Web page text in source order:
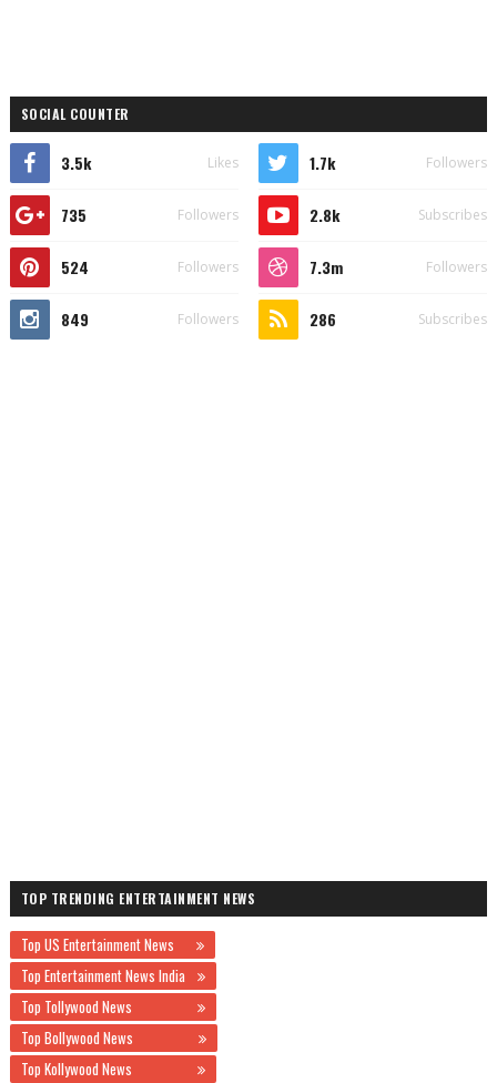
SOCIAL COUNTER
3.5k Likes 1.7k Followers
735 Followers 2.8k Subscribes
524 Followers 7.3m Followers
849 Followers 286 Subscribes
TOP TRENDING ENTERTAINMENT NEWS
Top US Entertainment News
Top Entertainment News India
Top Tollywood News
Top Bollywood News
Top Kollywood News